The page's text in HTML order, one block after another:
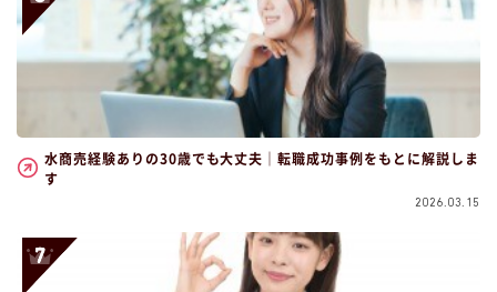
水商売経験ありの30歳でも大丈夫｜転職成功事例をもとに解説しま
す
2026.03.15